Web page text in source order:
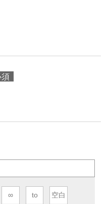
∞ to 空白